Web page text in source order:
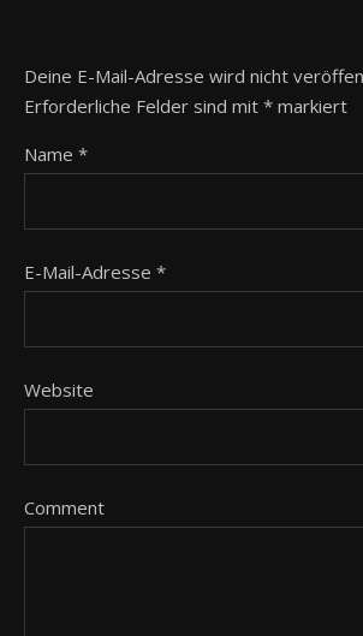
Deine E-Mail-Adresse wird nicht
Erforderliche Felder sind mit * markiert
Name *
E-Mail-Adresse *
Website
Comment